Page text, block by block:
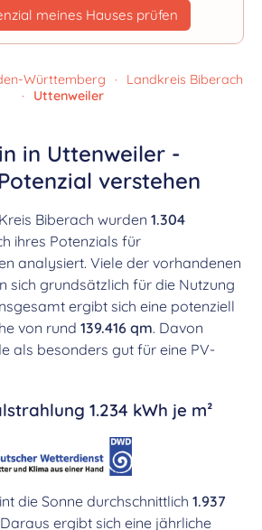
meines Hauses prüfen
Württemberg ·
Landkreis Biberach
·
Uttenweiler
in Uttenweiler -
verstehen
Biberach wurden 1.304
ihres Potenzials für
analysiert. Viele der vorhandenen
sich grundsätzlich für die Nutzung
ergibt sich eine potenziell
von rund 139.416 qm. Davon
als besonders gut für eine PV-
1.234 kWh je m²
die Sonne durchschnittlich 1.937
ergibt sich eine jährliche